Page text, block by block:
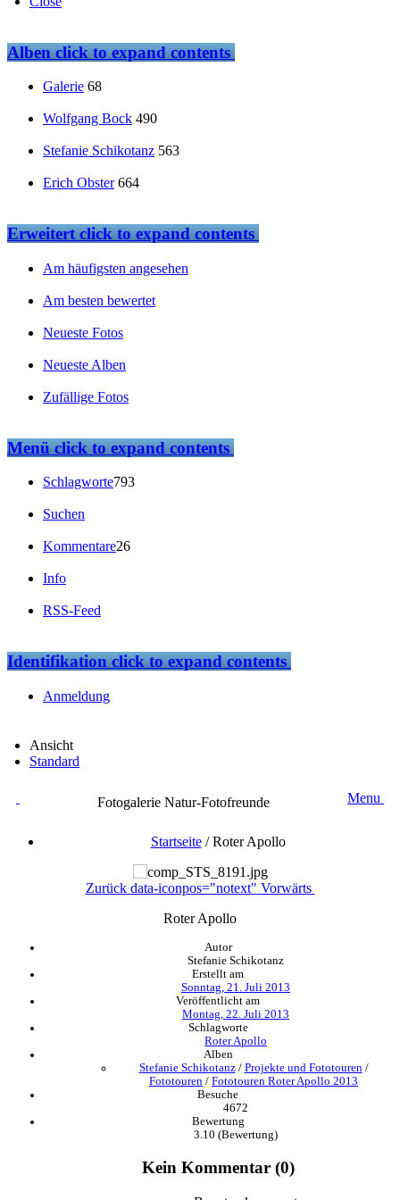
Albenclick to expand contents
Galerie 68
Wolfgang Bock 490
Stefanie Schikotanz 563
Erich Obster 664
Erweitertclick to expand contents
Am häufigsten angesehen
Am besten bewertet
Neueste Fotos
Neueste Alben
Zufällige Fotos
Menüclick to expand contents
Schlagworte793
Suchen
Kommentare26
Info
RSS-Feed
Identifikationclick to expand contents
Anmeldung
Ansicht
Standard
Fotogalerie Natur-Fotofreunde Menu
Startseite/Roter Apollo
Zurück data-iconpos="notext" Vorwärts
Roter Apollo
Autor
Stefanie Schikotanz
Erstellt am
Sonntag, 21. Juli 2013
Veröffentlicht am
Montag, 22. Juli 2013
Schlagworte
Roter Apollo
Alben
Stefanie Schikotanz/ Projekte und Fototouren /
Fototouren / Fototouren Roter Apollo 2013
Besuche
4672
Bewertung
3.10 (Bewertung)
Kein Kommentar (0)